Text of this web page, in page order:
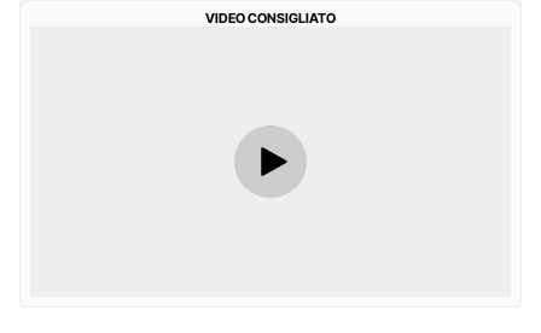
VIDEO CONSIGLIATO